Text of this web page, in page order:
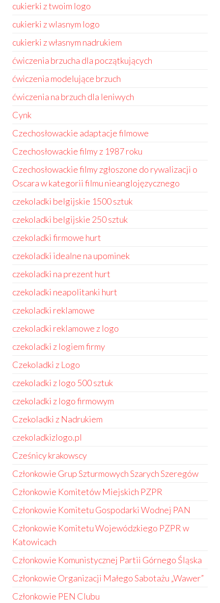
cukierki z twoim logo
cukierki z wlasnym logo
cukierki z własnym nadrukiem
ćwiczenia brzucha dla początkujących
ćwiczenia modelujące brzuch
ćwiczenia na brzuch dla leniwych
Cynk
Czechosłowackie adaptacje filmowe
Czechosłowackie filmy z 1987 roku
Czechosłowackie filmy zgłoszone do rywalizacji o
Oscara w kategorii filmu nieanglojęzycznego
czekoladki belgijskie 1500 sztuk
czekoladki belgijskie 250 sztuk
czekoladki firmowe hurt
czekoladki idealne na upominek
czekoladki na prezent hurt
czekoladki neapolitanki hurt
czekoladki reklamowe
czekoladki reklamowe z logo
czekoladki z logiem firmy
Czekoladki z Logo
czekoladki z logo 500 sztuk
czekoladki z logo firmowym
Czekoladki z Nadrukiem
czekoladkizlogo.pl
Cześnicy krakowscy
Członkowie Grup Szturmowych Szarych Szeregów
Członkowie Komitetów Miejskich PZPR
Członkowie Komitetu Gospodarki Wodnej PAN
Członkowie Komitetu Wojewódzkiego PZPR w
Katowicach
Członkowie Komunistycznej Partii Górnego Śląska
Członkowie Organizacji Małego Sabotażu „Wawer”
Członkowie PEN Clubu